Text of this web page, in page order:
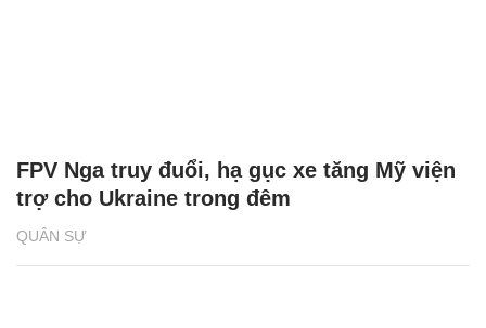
QUÂN SỰ
FPV Nga truy đuổi, hạ gục xe tăng Mỹ viện
trợ cho Ukraine trong đêm